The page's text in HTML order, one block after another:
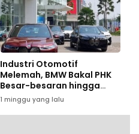
Industri Otomotif
Melemah, BMW Bakal PHK
Besar-besaran hingga
8.000 Karyawan
1 minggu yang lalu